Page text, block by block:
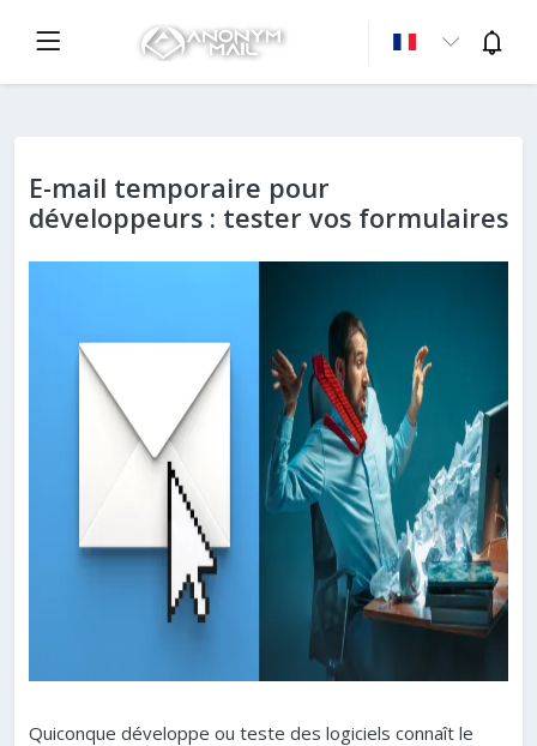
E-mail temporaire pour
développeurs : tester vos formulaires
Quiconque développe ou teste des logiciels connaît le